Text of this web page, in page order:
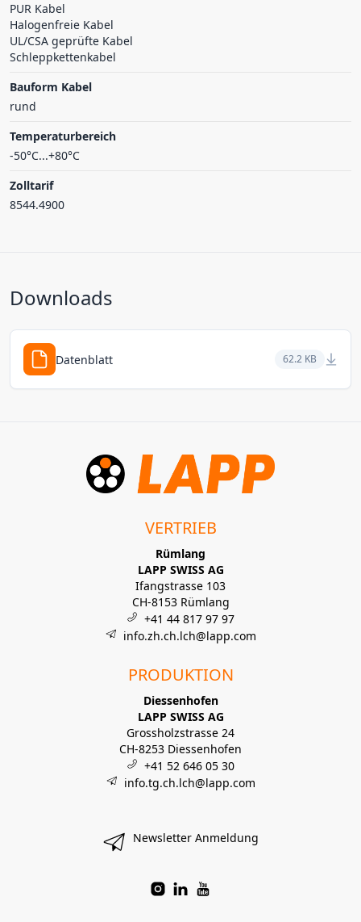
PUR Kabel
Halogenfreie Kabel
UL/CSA geprüfte Kabel
Schleppkettenkabel
Bauform Kabel
rund
Temperaturbereich
-50°C...+80°C
Zolltarif
8544.4900
Downloads
Datenblatt 62.2 KB
VERTRIEB
Rümlang
LAPP SWISS AG
Ifangstrasse 103
CH-8153 Rümlang
+41 44 817 97 97
info.zh.ch.lch@lapp.com
PRODUKTION
Diessenhofen
LAPP SWISS AG
Grossholzstrasse 24
CH-8253 Diessenhofen
+41 52 646 05 30
info.tg.ch.lch@lapp.com
Newsletter Anmeldung